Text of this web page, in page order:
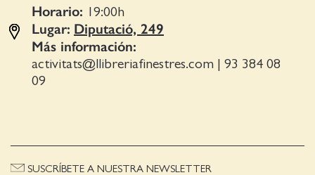
Horario: 19:00 h
Lugar: Diputació, 249
Más información:
activitats@llibreriafinestres.com
93 384 08
09
SUSCRÍBETE A NUESTRA NEWSLETTER